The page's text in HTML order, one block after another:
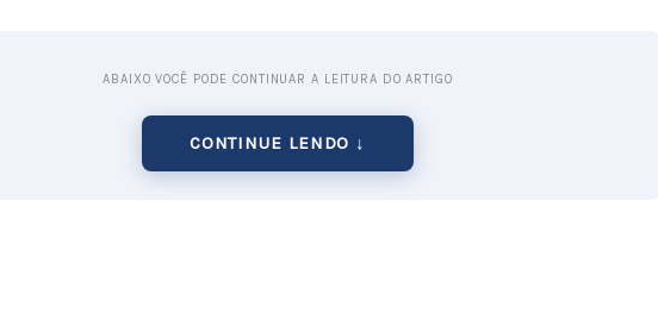
ABAIXO VOCÊ PODE CONTINUAR A LEITURA DO ARTIGO
CONTINUE LENDO ↓